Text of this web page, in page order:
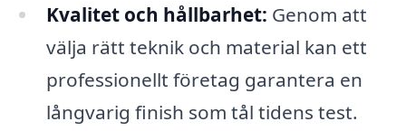
Kvalitet och hållbarhet: Genom att
välja rätt teknik och material kan ett
professionellt företag garantera en
långvarig finish som tål tidens test.